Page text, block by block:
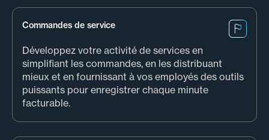
Commandes de service
Développez votre activité de services en
simplifiant les commandes, en les distribuant
mieux et en fournissant à vos employés des outils
puissants pour enregistrer chaque minute
facturable.